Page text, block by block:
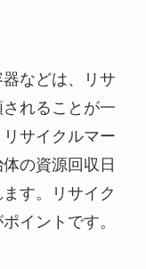
などは、リサ
れることが一
サイクルマー
の資源回収日
す。リサイク
イントです。